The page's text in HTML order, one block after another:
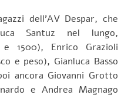
dell’AV Despar, che
Santuz nel lungo,
e 1500), Enrico Grazioli
e peso), Gianluca Basso
ancora Giovanni Grotto
e Andrea Magnago